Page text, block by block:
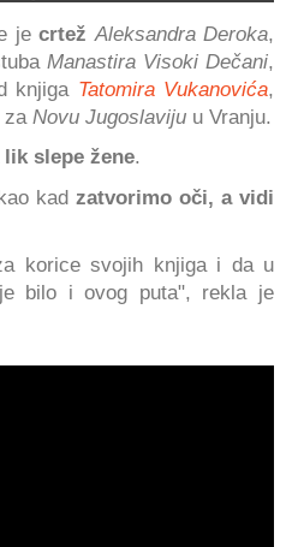
jecrtež Aleksandra Deroka,
Manastira Visoki Dečani,
knjiga Tatomira Vukanovića,
za Novu Jugoslaviju u Vranju.
lik slepe žene.
kad zatvorimo oči, a vidi
korice svojih knjiga i da u
bilo i ovog puta", rekla je